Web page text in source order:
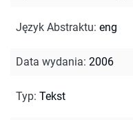
Język Abstraktu: eng
Data wydania: 2006
Typ: Tekst